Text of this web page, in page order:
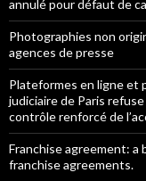
annulé pour défaut de
Photographies non
agences de presse
Plateformes en ligne et
judiciaire de Paris
contrôle renforcé de
Franchise agreement: a
franchise agreements.